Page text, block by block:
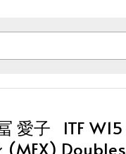
愛子 ITF W15
(MEX) Doubles